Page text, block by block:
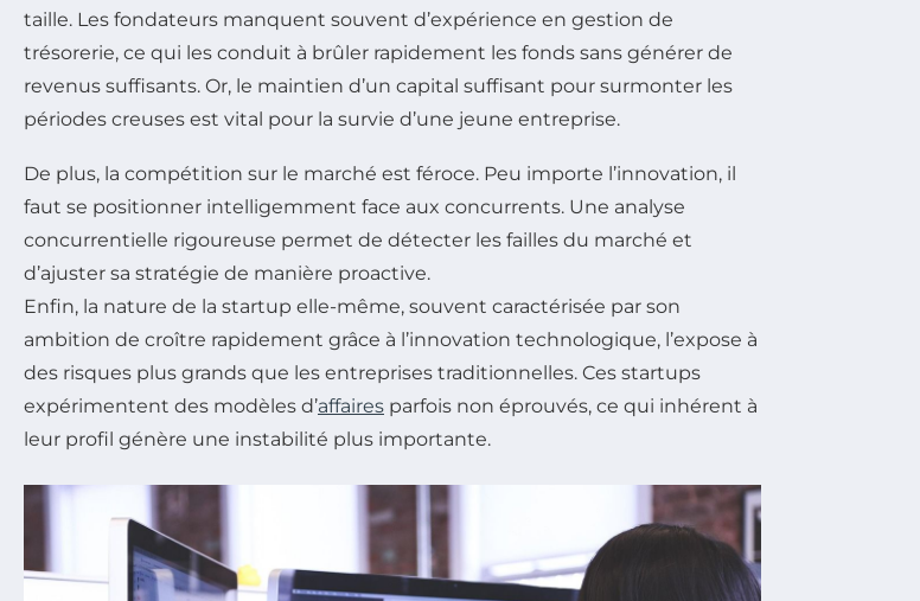
taille. Les fondateurs manquent souvent d’expérience en gestion de
trésorerie, ce qui les conduit à brûler rapidement les fonds sans générer de
revenus suffisants. Or, le maintien d’un capital suffisant pour surmonter les
périodes creuses est vital pour la survie d’une jeune entreprise.
De plus, la compétition sur le marché est féroce. Peu importe l’innovation, il
faut se positionner intelligemment face aux concurrents. Une analyse
concurrentielle rigoureuse permet de détecter les failles du marché et
d’ajuster sa stratégie de manière proactive.
Enfin, la nature de la startup elle-même, souvent caractérisée par son
ambition de croître rapidement grâce à l’innovation technologique, l’expose à
des risques plus grands que les entreprises traditionnelles. Ces startups
expérimentent des modèles d’affaires parfois non éprouvés, ce qui inhérent à
leur profil génère une instabilité plus importante.